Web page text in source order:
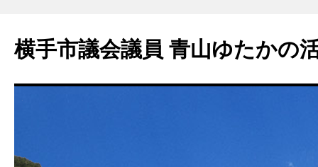
横手市議会議員 青山ゆたかの